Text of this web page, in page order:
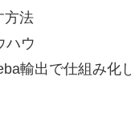
方法
ハウ
輸出で仕組み